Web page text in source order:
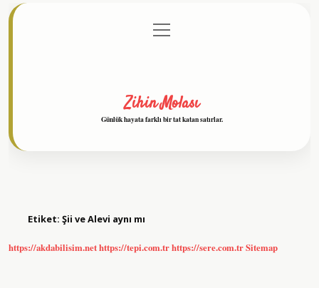
Gizlilik Politikası
menüyü
aç
Zihin Molası
Günlük hayata farklı bir tat katan satırlar.
Etiket: Şii ve Alevi aynı mı
https://akdabilisim.nethttps://tepi.com.trhttps://sere.com.trSitemap